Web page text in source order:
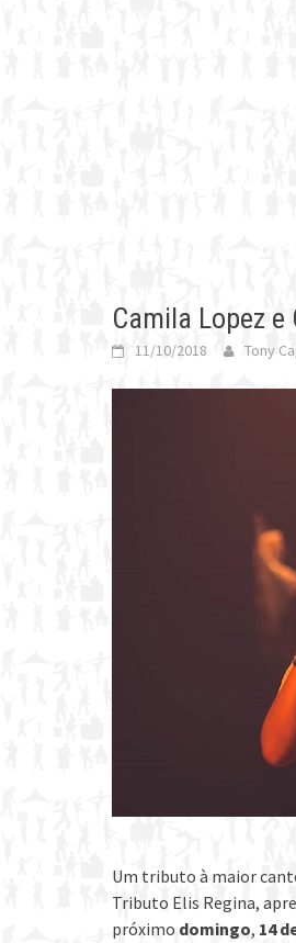
Camila Lopez
11/10/2018 Tony
Um tributo à maior
Tributo Elis Regina,
próximo domingo, 14